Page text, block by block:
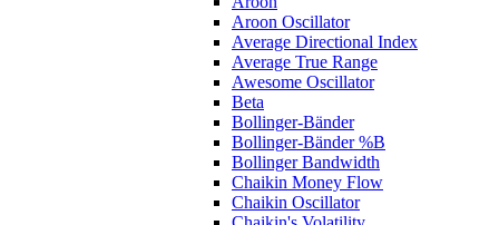
Aroon Oscillator
Average Directional Index
Average True Range
Awesome Oscillator
Beta
Bollinger-Bänder
Bollinger-Bänder %B
Bollinger Bandwidth
Chaikin Money Flow
Chaikin Oscillator